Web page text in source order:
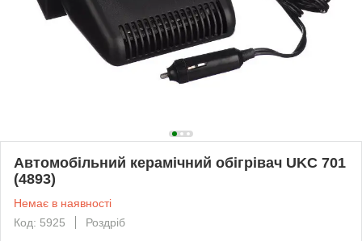
Автомобільний керамічний обігрівач UKC 701
(4893)
Немає в наявності
Код: 5925
Роздріб